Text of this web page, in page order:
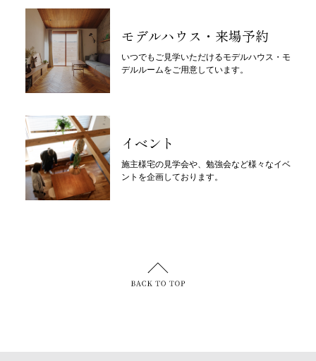
モデルハウス・来場予約
いつでもご見学いただけるモデルハウス・モ
デルルームをご用意しています。
イベント
施主様宅の見学会や、勉強会など様々なイベ
ントを企画しております。